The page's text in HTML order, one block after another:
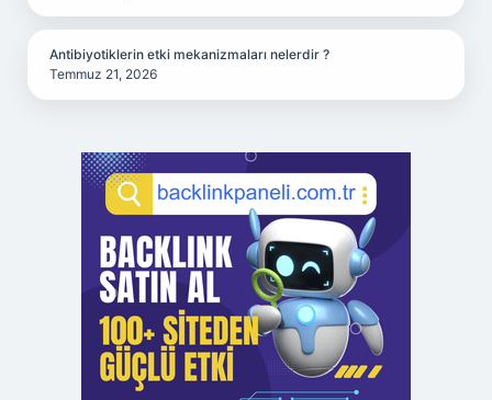
Antibiyotiklerin etki mekanizmaları nelerdir ?
Temmuz 21, 2026